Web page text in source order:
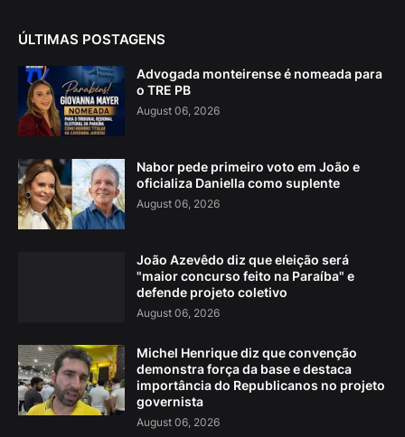
ÚLTIMAS POSTAGENS
Advogada monteirense é nomeada para
o TRE PB
August 06, 2026
Nabor pede primeiro voto em João e
oficializa Daniella como suplente
August 06, 2026
João Azevêdo diz que eleição será
"maior concurso feito na Paraíba" e
defende projeto coletivo
August 06, 2026
Michel Henrique diz que convenção
demonstra força da base e destaca
importância do Republicanos no projeto
governista
August 06, 2026